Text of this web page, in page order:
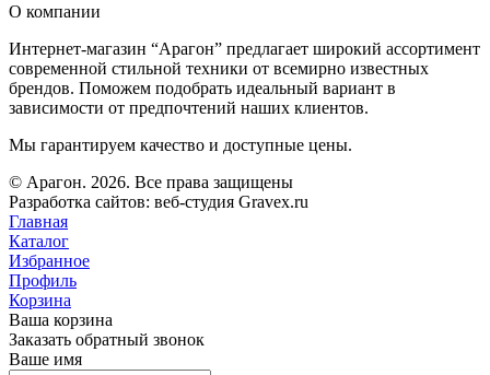
О компании
Интернет-магазин “Арагон” предлагает широкий ассортимент
современной стильной техники от всемирно известных
брендов. Поможем подобрать идеальный вариант в
зависимости от предпочтений наших клиентов.
Мы гарантируем качество и доступные цены.
© Арагон. 2026. Все права защищены
Разработка сайтов: веб-студия Gravex.ru
Главная
Каталог
Избранное
Профиль
Корзина
Ваша корзина
Заказать обратный звонок
Ваше имя